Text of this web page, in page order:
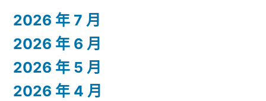
2026 年 7 月
2026 年 6 月
2026 年 5 月
2026 年 4 月